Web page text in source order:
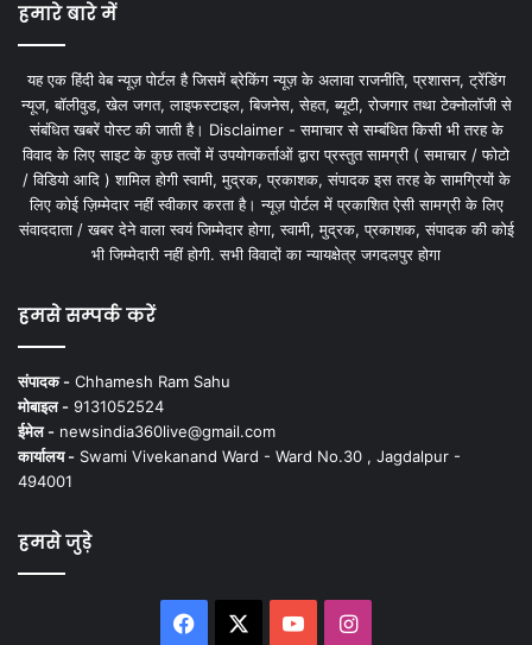
हमारे बारे में
यह एक हिंदी वेब न्यूज़ पोर्टल है जिसमें ब्रेकिंग न्यूज़ के अलावा राजनीति, प्रशासन, ट्रेंडिंग
न्यूज, बॉलीवुड, खेल जगत, लाइफस्टाइल, बिजनेस, सेहत, ब्यूटी, रोजगार तथा टेक्नोलॉजी से
संबंधित खबरें पोस्ट की जाती है। Disclaimer - समाचार से सम्बंधित किसी भी तरह के
विवाद के लिए साइट के कुछ तत्वों में उपयोगकर्ताओं द्वारा प्रस्तुत सामग्री ( समाचार / फोटो
/ विडियो आदि ) शामिल होगी स्वामी, मुद्रक, प्रकाशक, संपादक इस तरह के सामग्रियों के
लिए कोई ज़िम्मेदार नहीं स्वीकार करता है। न्यूज़ पोर्टल में प्रकाशित ऐसी सामग्री के लिए
संवाददाता / खबर देने वाला स्वयं जिम्मेदार होगा, स्वामी, मुद्रक, प्रकाशक, संपादक की कोई
भी जिम्मेदारी नहीं होगी. सभी विवादों का न्यायक्षेत्र जगदलपुर होगा
हमसे सम्पर्क करें
संपादक - Chhamesh Ram Sahu
मोबाइल - 9131052524
ईमेल - newsindia360live@gmail.com
कार्यालय - Swami Vivekanand Ward - Ward No.30 , Jagdalpur -
494001
हमसे जुड़े
Facebook YouTubeInstagram